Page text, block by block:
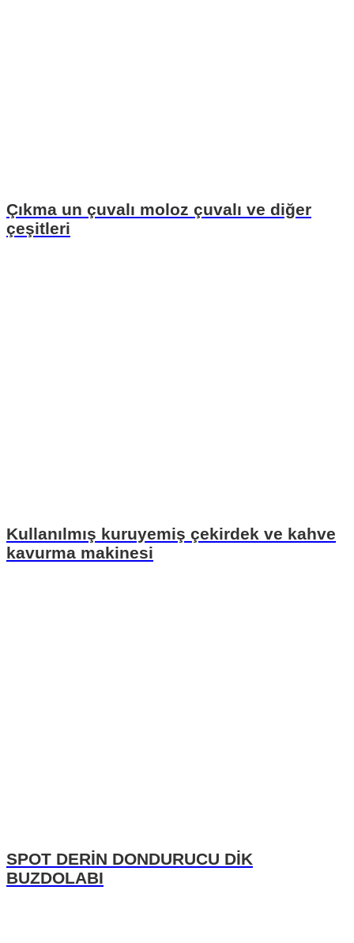
Çıkma un çuvalı moloz çuvalı ve diğer
çeşitleri
Kullanılmış kuruyemiş çekirdek ve kahve
kavurma makinesi
SPOT DERİN DONDURUCU DİK
BUZDOLABI